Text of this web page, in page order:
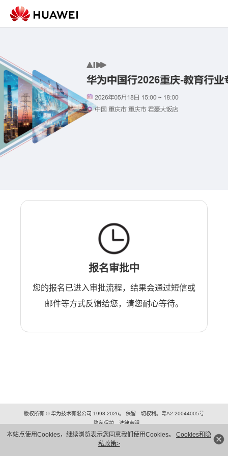
本站点使用Cookies，继续浏览表示您同意我们使用Cookies。 Cookies和隐
私政策>
报名审批中
您的报名已进入审批流程，结果会通过短信或
邮件等方式反馈给您，请您耐心等待。
版权所有 © 华为技术有限公司 1998-2026。 保留一切权利。粤A2-20044005号
隐私保护
法律声明